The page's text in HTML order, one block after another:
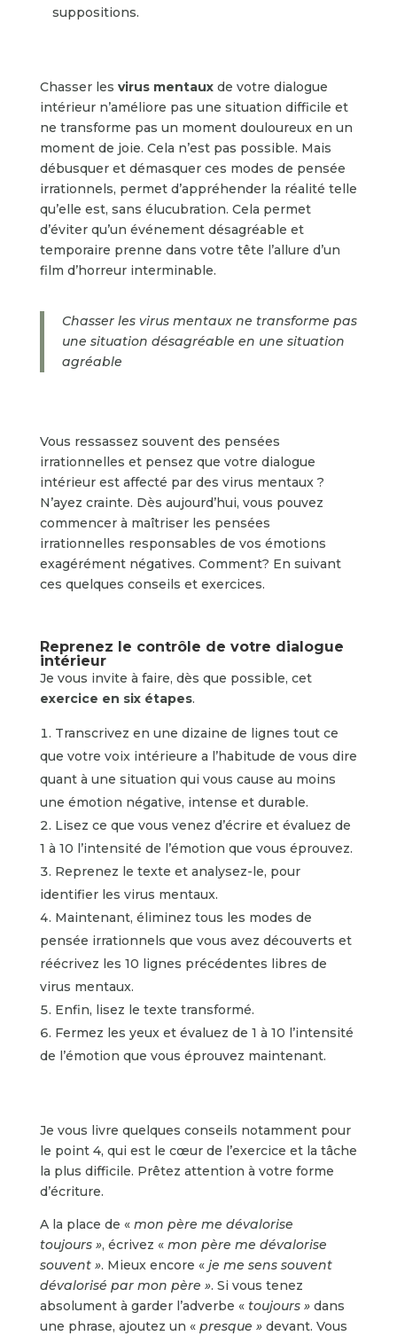
suppositions.
Chasser les virus mentauxde votre dialogue
intérieur n’améliore pas une situation difficile et
ne transforme pas un moment douloureux en un
moment de joie. Cela n’est pas possible. Mais
débusquer et démasquer ces modes de pensée
irrationnels, permet d’appréhender la réalité telle
qu’elle est, sans élucubration. Cela permet
d’éviter qu’un événement désagréable et
temporaire prenne dans votre tête l’allure d’un
film d’horreur interminable.
Chasser les virus mentaux ne transforme pas
une situation désagréable en une situation
agréable
Vous ressassez souvent des pensées
irrationnelles et pensez que votre dialogue
intérieur est affecté par des virus mentaux ?
N’ayez crainte. Dès aujourd’hui, vous pouvez
commencer à maîtriser les pensées
irrationnelles responsables de vos émotions
exagérément négatives. Comment? En suivant
ces quelques conseils et exercices.
Reprenez le contrôle de votre dialogue
intérieur
Je vous invite à faire, dès que possible, cet
exercice en six étapes.
Transcrivez en une dizaine de lignes tout ce
que votre voix intérieure a l’habitude de vous dire
quant à une situation qui vous cause au moins
une émotion négative, intense et durable.
Lisez ce que vous venez d’écrire et évaluez de
1 à 10 l’intensité de l’émotion que vous éprouvez.
Reprenez le texte et analysez-le, pour
identifier les virus mentaux.
Maintenant, éliminez tous les modes de
pensée irrationnels que vous avez découverts et
réécrivez les 10 lignes précédentes libres de
virus mentaux.
Enfin, lisez le texte transformé.
Fermez les yeux et évaluez de 1 à 10 l’intensité
de l’émotion que vous éprouvez maintenant.
Je vous livre quelques conseils notamment pour
le point 4, qui est le cœur de l’exercice et la tâche
la plus difficile. Prêtez attention à votre forme
d’écriture.
A la place de « mon père me dévalorise
toujours », écrivez « mon père me dévalorise
souvent ». Mieux encore « je me sens souvent
dévalorisé par mon père ». Si vous tenez
absolument à garder l’adverbe « toujours »dans
une phrase, ajoutez un « presque »devant. Vous